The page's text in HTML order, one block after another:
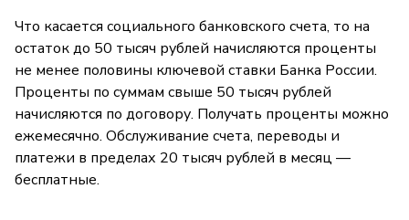
Что касается социального банковского счета, то на
остаток до 50 тысяч рублей начисляются проценты
не менее половины ключевой ставки Банка России.
Проценты по суммам свыше 50 тысяч рублей
начисляются по договору. Получать проценты можно
ежемесячно. Обслуживание счета, переводы и
платежи в пределах 20 тысяч рублей в месяц —
бесплатные.